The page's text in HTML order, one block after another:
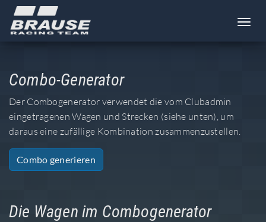
Combo-Generator
Der Combogenerator verwendet die vom Clubadmin
eingetragenen Wagen und Strecken (siehe unten), um
daraus eine zufällige Kombination zusammenzustellen.
Combo generieren
Die Wagen im Combogenerator